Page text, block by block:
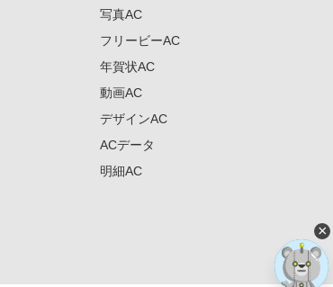
写真AC
フリービーAC
年賀状AC
動画AC
デザインAC
ACデータ
明細AC
×